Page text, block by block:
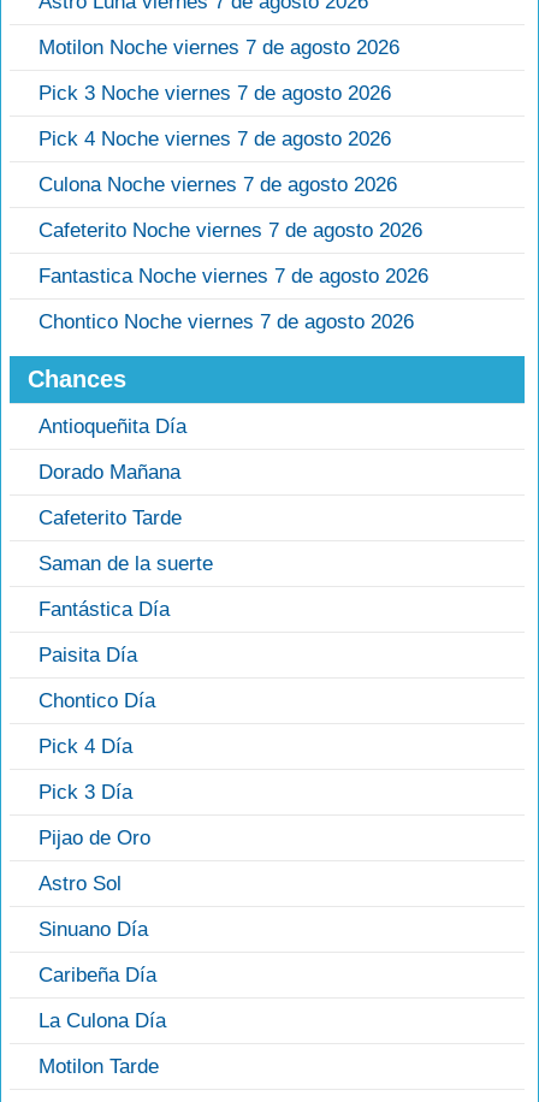
Motilon Noche viernes 7 de agosto 2026
Pick 3 Noche viernes 7 de agosto 2026
Pick 4 Noche viernes 7 de agosto 2026
Culona Noche viernes 7 de agosto 2026
Cafeterito Noche viernes 7 de agosto 2026
Fantastica Noche viernes 7 de agosto 2026
Chontico Noche viernes 7 de agosto 2026
Chances
Antioqueñita Día
Dorado Mañana
Cafeterito Tarde
Saman de la suerte
Fantástica Día
Paisita Día
Chontico Día
Pick 4 Día
Pick 3 Día
Pijao de Oro
Astro Sol
Sinuano Día
Caribeña Día
La Culona Día
Motilon Tarde